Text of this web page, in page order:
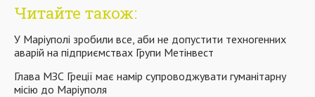
Читайте також:
У Маріуполі зробили все, аби не допустити техногенних
аварій на підприємствах Групи Метінвест
Глава МЗС Греції має намір супроводжувати гуманітарну
місію до Маріуполя